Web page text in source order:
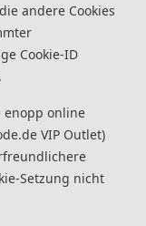
andere Cookies
Cookie-ID
enopp online
VIP Outlet)
Setzung nicht